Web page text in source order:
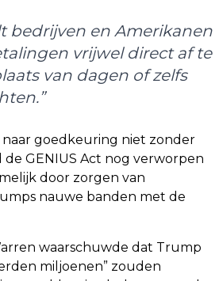
bedrijven en Amerikanen
vrijwel direct af te
van dagen of zelfs
goedkeuring niet zonder
de GENIUS Act nog verworpen
door zorgen van
nauwe banden met de
waarschuwde dat Trump
miljoenen” zouden